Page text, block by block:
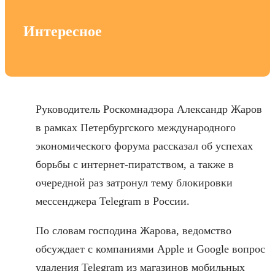
Интересное
Руководитель Роскомнадзора Александр Жаров
в рамках Петербургского международного
экономического форума рассказал об успехах
борьбы с интернет-пиратством, а также в
очередной раз затронул тему блокировки
мессенджера Telegram в России.
По словам господина Жарова, ведомство
обсуждает с компаниями Apple и Google вопрос
удаления Telegram из магазинов мобильных